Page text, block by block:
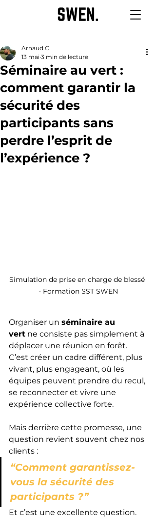
Séminaire au vert :
comment garantir la
sécurité des
participants sans
perdre l’esprit de
l’expérience ?
Arnaud C
13 mai 3 min de lecture
Simulation de prise en charge de blessé
- Formation SST SWEN
Organiser un séminaire au
vert ne consiste pas simplement à
déplacer une réunion en forêt.
C’est créer un cadre différent, plus
vivant, plus engageant, où les
équipes peuvent prendre du recul,
se reconnecter et vivre une
expérience collective forte.
Mais derrière cette promesse, une
question revient souvent chez nos
clients :
“Comment garantissez-
vous la sécurité des
participants ?”
Et c’est une excellente question.